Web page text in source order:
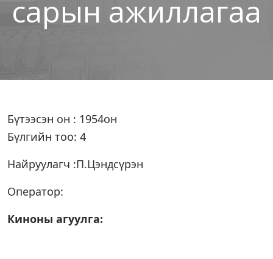
сарын ажиллагаа
Бүтээсэн он : 1954он
Бүлгийн тоо: 4
Найруулагч :П.Цэндсүрэн
Оператор:
Киноны агуулга: